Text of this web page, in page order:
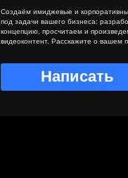
Написать
Создаём имиджевые и
под задачи вашего бизнеса:
концепцию, просчитаем и
видеоконтент. Расскажите о вашем